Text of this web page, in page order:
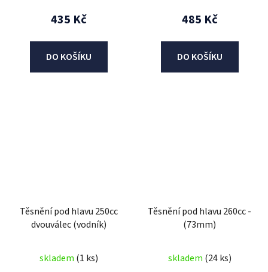
435 Kč
DO KOŠÍKU
485 Kč
DO KOŠÍKU
Těsnění pod hlavu 250cc
dvouválec (vodník)
skladem (1 ks)
Těsnění pod hlavu 260cc -
(73mm)
skladem (24 ks)